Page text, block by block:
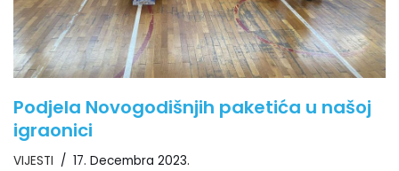
Podjela Novogodišnjih paketića u našoj
igraonici
VIJESTI 17. Decembra 2023.